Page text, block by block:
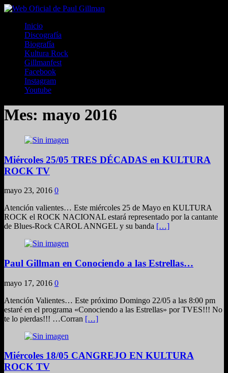
Inicio
Discografía
Biografía
Kultura Rock
Gillmanfest
Facebook
Instagram
Youtube
Mes: mayo 2016
Miércoles 25/05 TRES DÉCADAS en KULTURA
ROCK TV
mayo 23, 2016 0
Atención valientes… Este miércoles 25 de Mayo en KULTURA
ROCK el ROCK NACIONAL estará representado por la cantante
de Blues-Rock CAROL ANNGEL y su banda […]
Paul Gillman en Conociendo a las Estrellas…
mayo 17, 2016 0
Atención Valientes… Este próximo Domingo 22/05 a las 8:00 pm
estaré en el programa «Conociendo a las Estrellas» por TVES!!! No
te lo pierdas!!! …Corran […]
Miércoles 18/05 CANGREJO EN KULTURA
ROCK TV